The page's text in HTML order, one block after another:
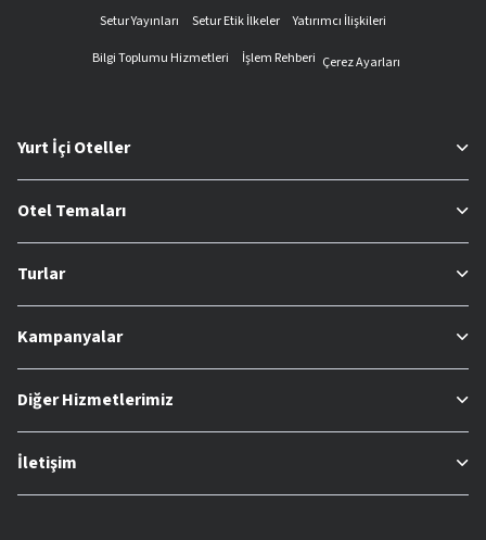
Setur Yayınları
Setur Etik İlkeler
Yatırımcı İlişkileri
Bilgi Toplumu Hizmetleri
İşlem Rehberi Çerez Ayarları
Yurt İçi Oteller
Otel Temaları
Turlar
Kampanyalar
Diğer Hizmetlerimiz
İletişim